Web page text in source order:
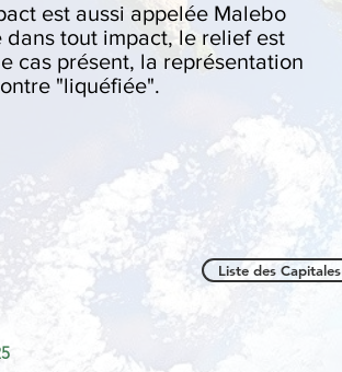
est aussi appelée Malebo
dans tout impact, le relief est
cas présent, la représentation
"liquéfiée".
Liste des Capitales